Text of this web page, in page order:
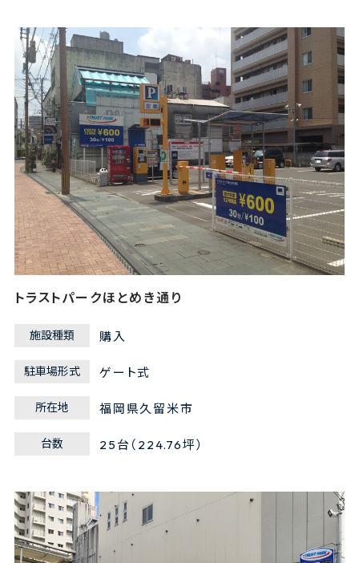
トラストパークほとめき通り
施設種類 購入
駐車場形式 ゲート式
所在地 福岡県久留米市
台数 25台（224.76坪）